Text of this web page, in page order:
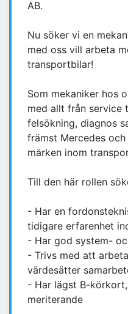
AB.
Nu söker vi en
med oss vill arbeta
transportbilar!
Som mekaniker hos
med allt från service
felsökning, diagnos
främst Mercedes
märken inom
Till den här rollen
- Har en
tidigare erfarenhet
- Har god system-
- Trivs med att
värdesätter
- Har lägst B-
meriterande